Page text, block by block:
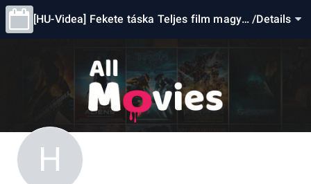
[HU-Videa] Fekete táska Teljes film magya /Details
H